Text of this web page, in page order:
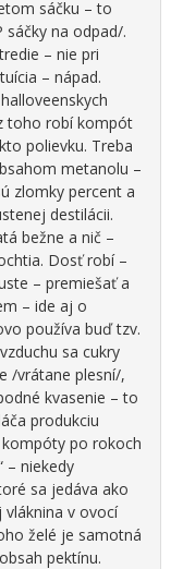
sáčku – to
na odpad/.
– nie pri
– nápad.
toho robí kompót
polievku. Treba
metanolu –
zlomky percent a
destilácii.
bežne a nič –
Dosť robí –
– premiešať a
– ide aj o
používa buď tzv.
sa cukry
/vrátane plesní/,
kvasenie – to
produkciu
po rokoch
– niekedy
sa jedáva ako
vláknina v ovocí
želé je samotná
pektínu.